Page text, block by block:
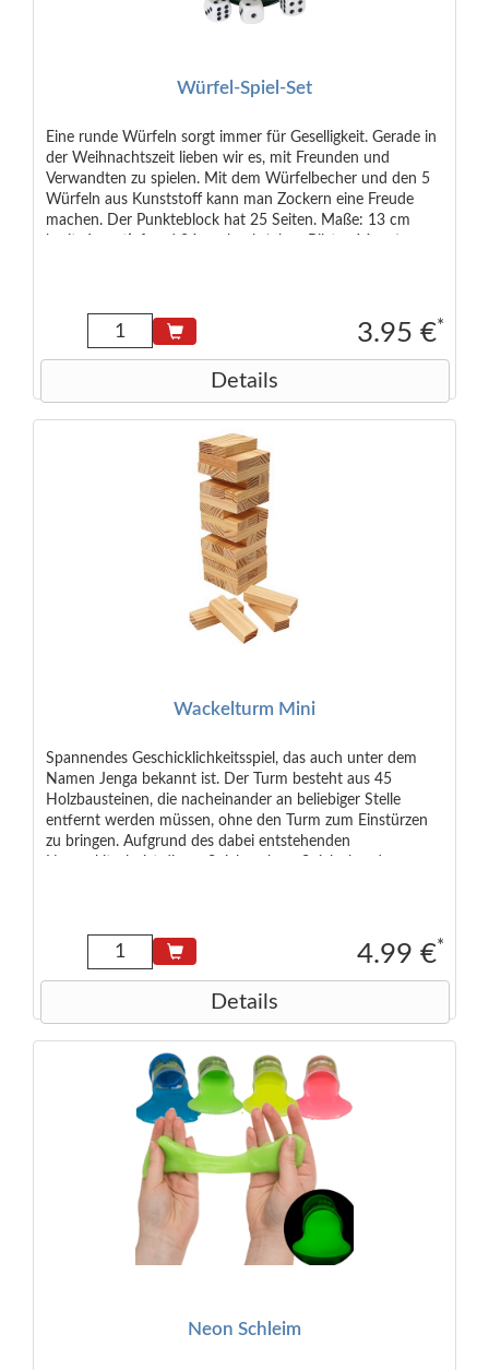
Würfel-Spiel-Set
Eine runde Würfeln sorgt immer für Geselligkeit. Gerade in
der Weihnachtszeit lieben wir es, mit Freunden und
Verwandten zu spielen. Mit dem Würfelbecher und den 5
Würfeln aus Kunststoff kann man Zockern eine Freude
machen. Der Punkteblock hat 25 Seiten. Maße: 13 cm
3.95 €*
Details
Wackelturm Mini
Spannendes Geschicklichkeitsspiel, das auch unter dem
Namen Jenga bekannt ist. Der Turm besteht aus 45
Holzbausteinen, die nacheinander an beliebiger Stelle
entfernt werden müssen, ohne den Turm zum Einstürzen
zu bringen. Aufgrund des dabei entstehenden
4.99 €*
Details
Neon Schleim